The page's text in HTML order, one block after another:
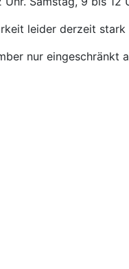
leider derzeit
nur eingeschränkt